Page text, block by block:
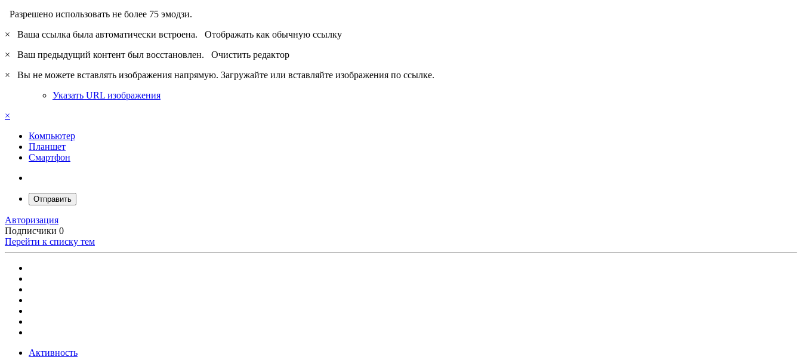
Разрешено использовать не более 75 эмодзи.
×
Ваша ссылка была автоматически встроена. Отображать как обычную ссылку
×
Ваш предыдущий контент был восстановлен. Очистить редактор
×
Вы не можете вставлять изображения напрямую. Загружайте или вставляйте изображения по ссылке.
Указать URL изображения
×
Компьютер
Планшет
Смартфон
Отправить
Авторизация
Подписчики 0
Перейти к списку тем
Активность